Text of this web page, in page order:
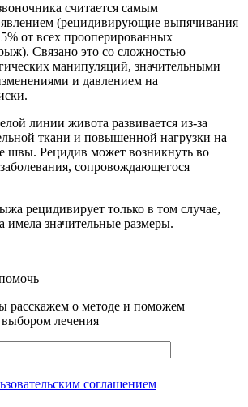
считается самым
(рецидивирующие выпячивания
от всех прооперированных
Связано это со сложностью
манипуляций, значительными
и давлением на
линии живота развивается из-за
ткани и повышенной нагрузки на
швы. Рецидив может возникнуть во
сопровождающегося
рецидивирует только в том случае,
имела значительные размеры.
расскажем о методе и поможем
выбором лечения
соглашением